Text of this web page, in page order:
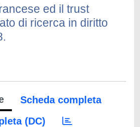
ed il trust
di ricerca in diritto
Scheda completa
(DC)